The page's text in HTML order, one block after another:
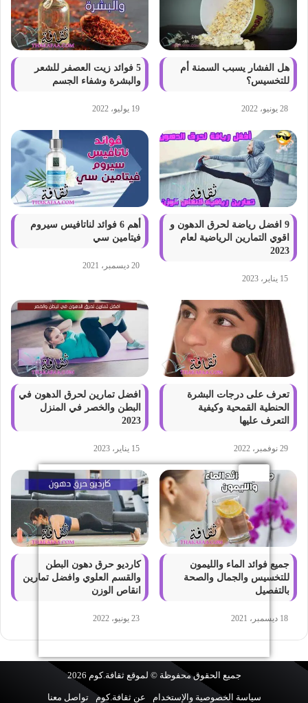
هل الفشار يسبب السمنة أم
للتخسيس؟
28 يونيو، 2022
5 فوائد زيت العصفر للشعر
والبشرة وشفاء الجسم
19 يوليو، 2022
9 افضل رياضة لحرق الدهون و
اقوي التمارين الرياضية لعام
2023
15 يناير، 2023
أهم 6 فوائد لناتافيس سيروم
فيتامين سي
20 ديسمبر، 2021
تعرف على درجات البشرة
الحنطية القمحية وكيفية
التعرف عليها
29 نوفمبر، 2022
افضل تمارين لحرق الدهون في
البطن والخصر في المنزل
2023
15 يناير، 2023
جميع فوائد الماء والليمون
للتخسيس والجمال والصحة
بالتفصيل
18 ديسمبر، 2021
كارديو حرق دهون البطن
والقسم العلوي وافضل تمارين
انقاص الوزن
23 يونيو، 2022
جميع الحقوق محفوظة © لموقعثقافة.كوم
سياسة الخصوصية والإستخدام عن ثقافة.كوم تواصل معنا